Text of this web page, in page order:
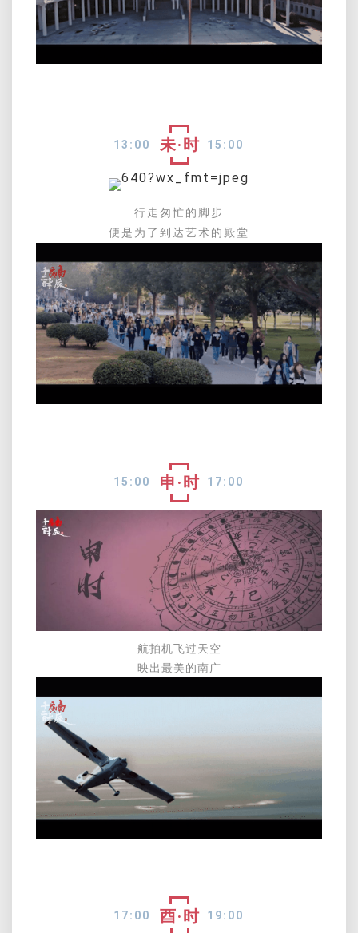
13: 00 未·时 15: 00
行走匆忙的脚步
便是为了到达艺术的殿堂
15:00 申·时 17:00
航拍机飞过天空
映出最美的南广
17:00 酉·时 19:00